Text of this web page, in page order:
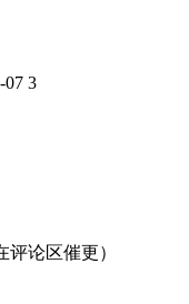
07 3
评论区催更）